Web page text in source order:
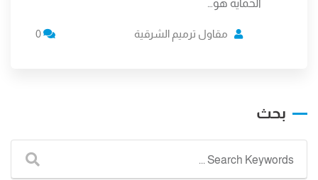
الحماية هو…
مقاول ترميم الشرقية
بحث